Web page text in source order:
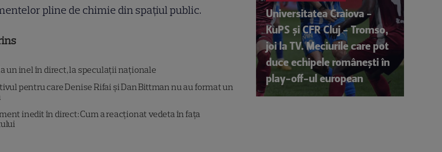
pline de chimie din spațiul public.
un inel în direct, la speculații naționale
pentru care Denise Rifai și Dan Bittman nu au format un
inedit în direct: Cum a reacționat vedeta în fața
Universitatea Craiova -
KuPS și CFR Cluj - Tromso,
joi la TV. Meciurile care pot
duce echipele românești în
play-off-ul european